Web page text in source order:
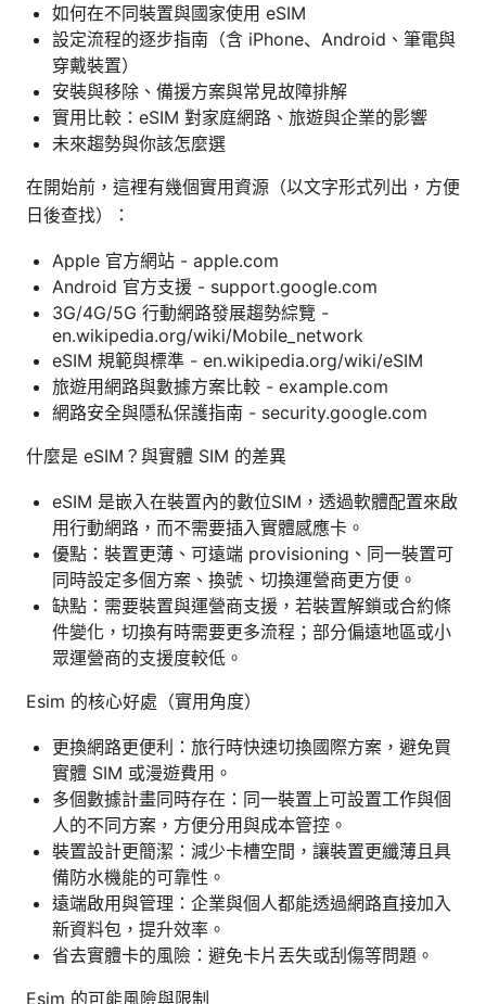
如何在不同裝置與國家使用 eSIM
設定流程的逐步指南（含 iPhone、Android、筆電與
穿戴裝置）
安裝與移除、備援方案與常見故障排解
實用比較：eSIM 對家庭網路、旅遊與企業的影響
未來趨勢與你該怎麼選
在開始前，這裡有幾個實用資源（以文字形式列出，方便
日後查找）：
Apple 官方網站 - apple.com
Android 官方支援 - support.google.com
3G/4G/5G 行動網路發展趨勢綜覽 -
en.wikipedia.org/wiki/Mobile_network
eSIM 規範與標準 - en.wikipedia.org/wiki/eSIM
旅遊用網路與數據方案比較 - example.com
網路安全與隱私保護指南 - security.google.com
什麼是 eSIM？與實體 SIM 的差異
eSIM 是嵌入在裝置內的數位SIM，透過軟體配置來啟
用行動網路，而不需要插入實體感應卡。
優點：裝置更薄、可遠端 provisioning、同一裝置可
同時設定多個方案、換號、切換運營商更方便。
缺點：需要裝置與運營商支援，若裝置解鎖或合約條
件變化，切換有時需要更多流程；部分偏遠地區或小
眾運營商的支援度較低。
Esim 的核心好處（實用角度）
更換網路更便利：旅行時快速切換國際方案，避免買
實體 SIM 或漫遊費用。
多個數據計畫同時存在：同一裝置上可設置工作與個
人的不同方案，方便分用與成本管控。
裝置設計更簡潔：減少卡槽空間，讓裝置更纖薄且具
備防水機能的可靠性。
遠端啟用與管理：企業與個人都能透過網路直接加入
新資料包，提升效率。
省去實體卡的風險：避免卡片丟失或刮傷等問題。
Esim 的可能風險與限制